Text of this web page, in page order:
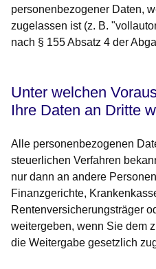
personenbezogener Daten,
zugelassen ist (z. B.
nach § 155 Absatz 4 der
Unter welchen
Ihre Daten an Dritte
Alle personenbezogenen
steuerlichen Verfahren
nur dann an andere
Finanzgerichte,
Rentenversicherungsträger
weitergeben, wenn Sie dem
die Weitergabe gesetzlich